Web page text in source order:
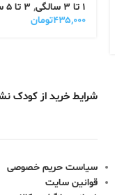
1 تا 3 سالگی , 3 تا 5 سالگی
۴۳۵,۰۰۰تومان
شرایط خرید از کودک
سیاست حریم خصوصی
قوانین سایت